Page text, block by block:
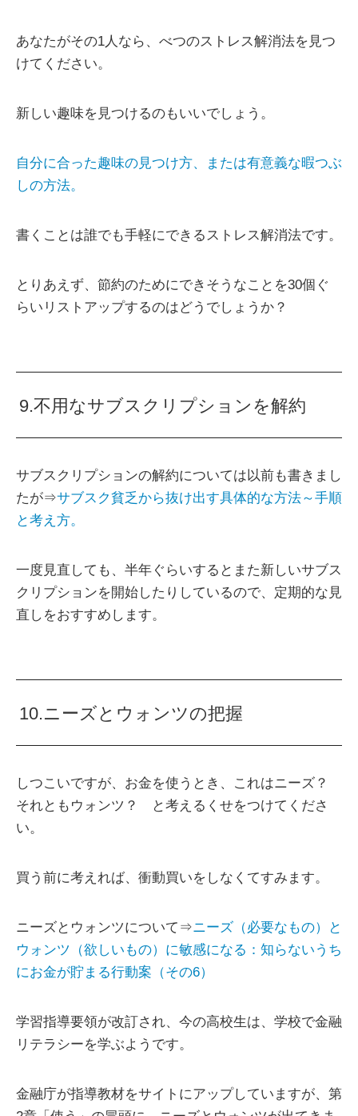
あなたがその1人なら、べつのストレス解消法を見つ
けてください。
新しい趣味を見つけるのもいいでしょう。
自分に合った趣味の見つけ方、または有意義な暇つぶ
しの方法。
書くことは誰でも手軽にできるストレス解消法です。
とりあえず、節約のためにできそうなことを30個ぐ
らいリストアップするのはどうでしょうか？
9.不用なサブスクリプションを解約
サブスクリプションの解約については以前も書きまし
たが⇒サブスク貧乏から抜け出す具体的な方法～手順
と考え方。
一度見直しても、半年ぐらいするとまた新しいサブス
クリプションを開始したりしているので、定期的な見
直しをおすすめします。
10.ニーズとウォンツの把握
しつこいですが、お金を使うとき、これはニーズ？
それともウォンツ？ と考えるくせをつけてくださ
い。
買う前に考えれば、衝動買いをしなくてすみます。
ニーズとウォンツについて⇒ニーズ（必要なもの）と
ウォンツ（欲しいもの）に敏感になる：知らないうち
にお金が貯まる行動案（その6）
学習指導要領が改訂され、今の高校生は、学校で金融
リテラシーを学ぶようです。
金融庁が指導教材をサイトにアップしていますが、第